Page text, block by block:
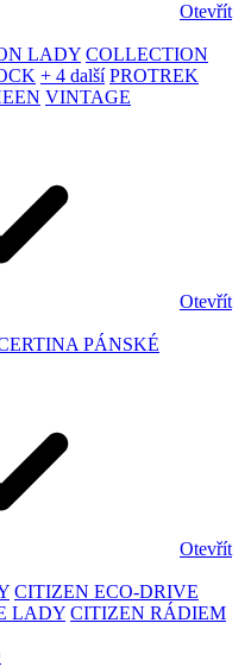
Otevřít
LADY COLLECTION
+ 4 další PROTREK
VINTAGE
Otevřít
PÁNSKÉ
Otevřít
CITIZEN ECO-DRIVE
LADY CITIZEN RÁDIEM